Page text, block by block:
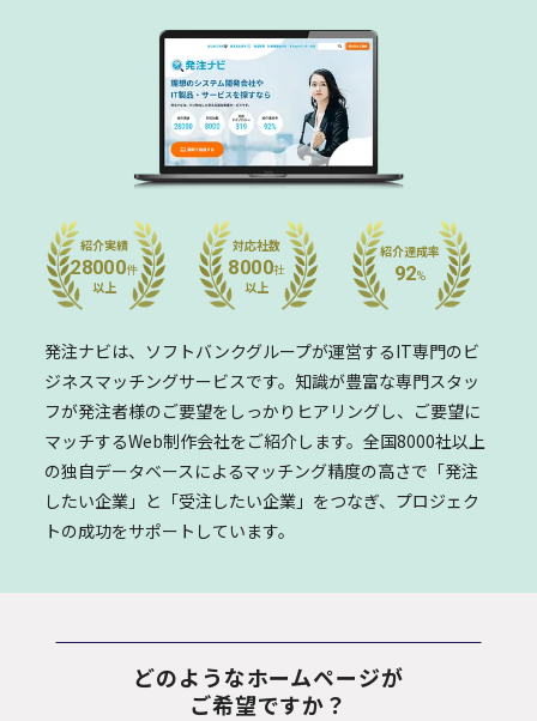
発注ナビは、ソフトバンクグループが運営するIT専門のビ
ジネスマッチングサービスです。 知識が豊富な専門スタッ
フが発注者様のご要望をしっかりヒアリングし、 ご要望に
マッチするWeb制作会社をご紹介します。 全国8000社以上
の独自データベースによるマッチング精度の高さで 「発注
したい企業」と「受注したい企業」をつなぎ、 プロジェク
トの成功をサポートしています。
紹介実績
28000件
以上
対応社数
8000社
以上
紹介達成率
92%
どのようなホームページが
ご希望ですか？